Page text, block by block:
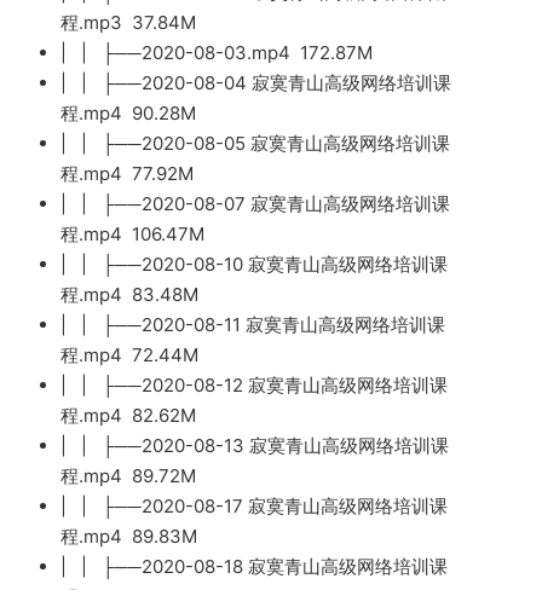
程.mp3 37.84M
| | ├──2020-08-03.mp4 172.87M
| | ├──2020-08-04 寂寞青山高级网络培训课
程.mp4 90.28M
| | ├──2020-08-05 寂寞青山高级网络培训课
程.mp4 77.92M
| | ├──2020-08-07 寂寞青山高级网络培训课
程.mp4 106.47M
| | ├──2020-08-10 寂寞青山高级网络培训课
程.mp4 83.48M
| | ├──2020-08-11 寂寞青山高级网络培训课
程.mp4 72.44M
| | ├──2020-08-12 寂寞青山高级网络培训课
程.mp4 82.62M
| | ├──2020-08-13 寂寞青山高级网络培训课
程.mp4 89.72M
| | ├──2020-08-17 寂寞青山高级网络培训课
程.mp4 89.83M
| | ├──2020-08-18 寂寞青山高级网络培训课